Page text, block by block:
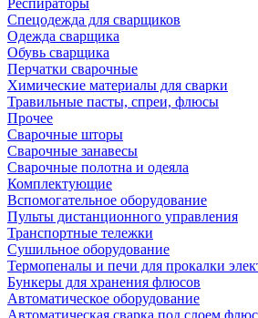
Респираторы
Спецодежда для сварщиков
Одежда сварщика
Обувь сварщика
Перчатки сварочные
Химические материалы для сварки
Травильные пасты, спреи, флюсы
Прочее
Сварочные шторы
Сварочные занавесы
Сварочные полотна и одеяла
Комплектующие
Вспомогательное оборудование
Пульты дистанционного управления
Транспортные тележки
Сушильное оборудование
Термопеналы и печи для прокалки
Бункеры для хранения флюсов
Автоматическое оборудование
Автоматическая сварка под слоем